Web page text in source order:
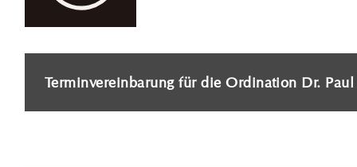
Terminvereinbarung für die Ordination Dr.